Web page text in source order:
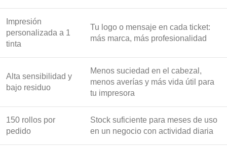
Impresión
personalizada a 1
tinta
Tu logo o mensaje en cada ticket:
más marca, más profesionalidad
Alta sensibilidad y
bajo residuo
Menos suciedad en el cabezal,
menos averías y más vida útil para
tu impresora
150 rollos por
pedido
Stock suficiente para meses de uso
en un negocio con actividad diaria